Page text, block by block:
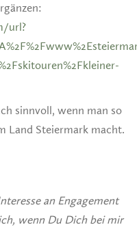
url?
sinnvoll, wenn man so
Land Steiermark macht.
an Engagement
wenn Du Dich bei mir